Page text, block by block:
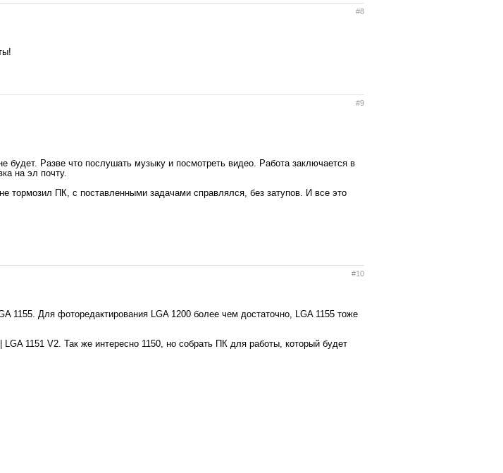
#8
#9
будет. Разве что послушать музыку и посмотреть видео. Работа заключается в
на эл почту.
тормозил ПК, с поставленными задачами справлялся, без затупов. И все это
#10
Для фоторедактирования LGA 1200 более чем достаточно, LGA 1155 тоже
1151 V2. Так же интересно 1150, но собрать ПК для работы, который будет